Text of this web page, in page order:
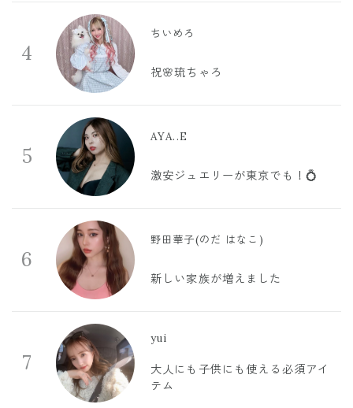
4
ちいめろ
祝🌸琉ちゃろ
5
AYA..E
激安ジュエリーが東京でも！💍
6
野田華子(のだ はなこ)
新しい家族が増えました
7
yui
大人にも子供にも使える必須アイ
テム